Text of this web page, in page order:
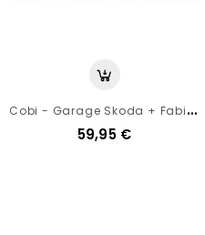
C
Obi - Garage Skoda + Fabia R5 - Briques À Emboiter 535 Pièces
59,95 €